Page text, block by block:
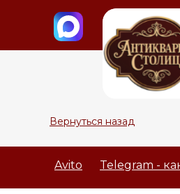
Вернуться назад
Avito Telegram -